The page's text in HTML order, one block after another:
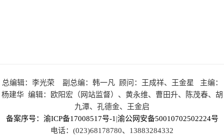
总编辑：李光荣 副总编：韩一凡 顾问：王成祥、王金星 主编：
杨建华 编辑：欧阳宏（网站监督）、黄永维、曹田升、陈茂春、胡
九潭、孔德金、王金启
备案序号：渝ICP备17008517号-1 |渝公网安备50010702502224号
电话：(023)68178780、13883284332